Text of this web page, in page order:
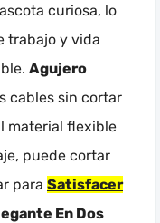
curiosa, lo
trabajo y vida
Agujero
cables sin cortar
material flexible
puede cortar
para Satisfacer
En Dos